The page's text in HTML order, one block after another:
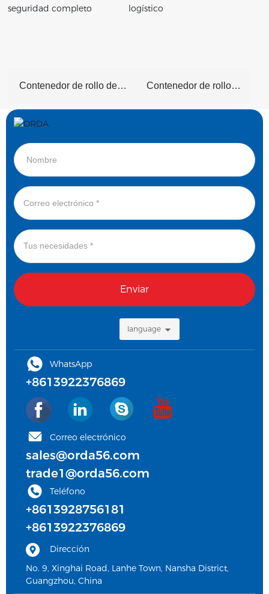
almacenamiento en
Contenedor de rollo de
seguridad completo
Contenedor de rollo
Enviar
language
WhatsApp
+8613922376869
Correo electrónico
sales@orda56.com
trade1@orda56.com
Teléfono
+8613928756181
+8613922376869
Dirección
No. 9, Xinghai Road, Lanhe Town, Nansha District,
Guangzhou, China